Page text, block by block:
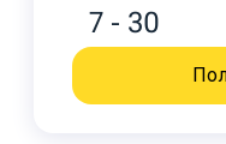
7 - 30